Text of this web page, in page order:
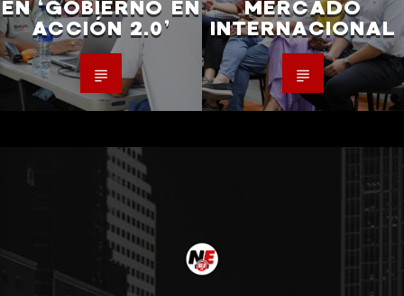
EN ‘GOBIERNO EN
ACCIÓN 2.0’
MERCADO
INTERNACIONAL